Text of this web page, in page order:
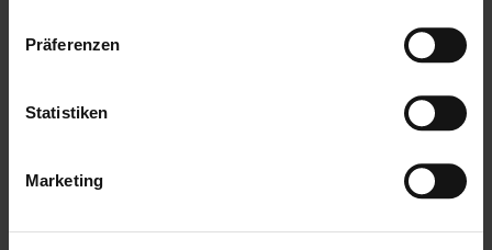
Präferenzen
Statistiken
Marketing
springen
Farbe